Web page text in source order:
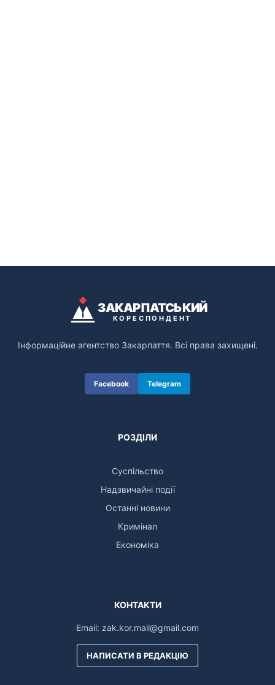
ЗАКАРПАТСЬКИЙ
КОРЕСПОНДЕНТ
Інформаційне агентство Закарпаття. Всі права захищені.
Facebook Telegram
РОЗДІЛИ
Суспільство
Надзвичайні події
Останні новини
Кримінал
Економіка
КОНТАКТИ
Email: zak.kor.mail@gmail.com
НАПИСАТИ В РЕДАКЦІЮ